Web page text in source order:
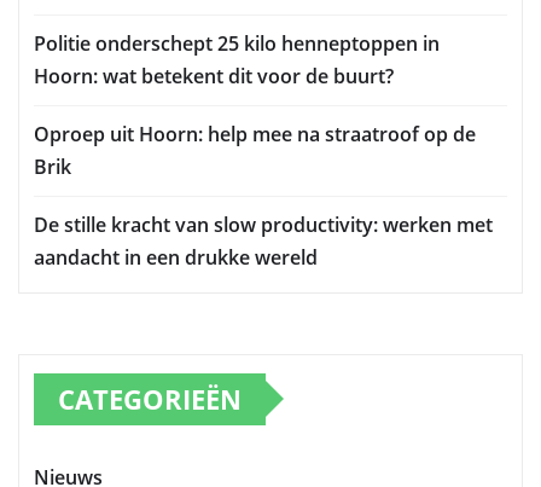
Politie onderschept 25 kilo henneptoppen in
Hoorn: wat betekent dit voor de buurt?
Oproep uit Hoorn: help mee na straatroof op de
Brik
De stille kracht van slow productivity: werken met
aandacht in een drukke wereld
CATEGORIEËN
Nieuws